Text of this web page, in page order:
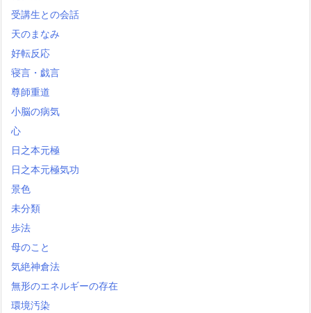
受講生との会話
天のまなみ
好転反応
寝言・戯言
尊師重道
小脳の病気
心
日之本元極
日之本元極気功
景色
未分類
歩法
母のこと
気絶神倉法
無形のエネルギーの存在
環境汚染